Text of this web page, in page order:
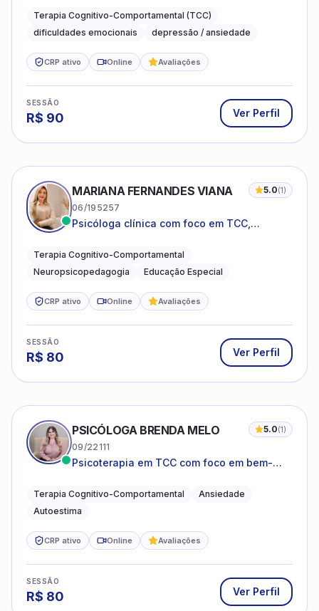
dificuldades do dia a dia
Terapia Cognitivo-Comportamental (TCC)
dificuldades emocionais
depressão / ansiedade
CRP ativo Online Avaliações
SESSÃO
R$ 90 Ver Perfil
MARIANA FERNANDES VIANA 5.0(1)
06/195257
Psicóloga clínica com foco em TCC,
do neurodesenvolvimento.
Terapia Cognitivo-Comportamental
Neuropsicopedagogia
Educação Especial
CRP ativo Online Avaliações
SESSÃO
R$ 80 Ver Perfil
PSICÓLOGA BRENDA MELO 5.0(1)
09/22111
Psicoterapia em TCC com foco em bem-
o cotidiano
Terapia Cognitivo-Comportamental
Ansiedade
Autoestima
CRP ativo Online Avaliações
SESSÃO
R$ 80 Ver Perfil